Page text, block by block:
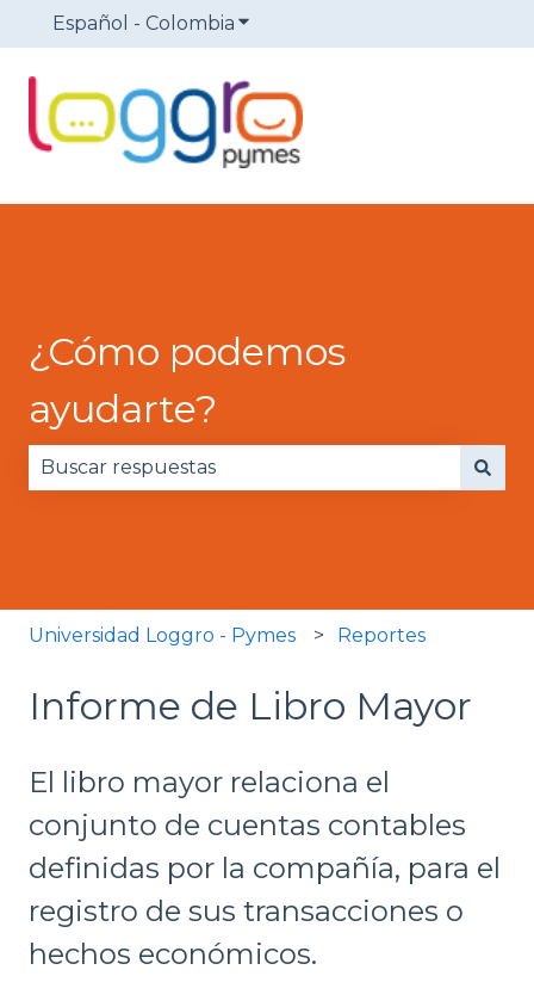
Español - Colombia Traducciones de Mostrar
¿Cómo podemos
ayudarte?
Universidad Loggro - Pymes Reportes
Informe de Libro Mayor
El libro mayor relaciona el
conjunto de cuentas contables
definidas por la compañía, para el
registro de sus transacciones o
hechos económicos.